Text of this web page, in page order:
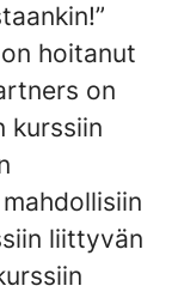
hoitanut
on
kurssiin
liittyvän